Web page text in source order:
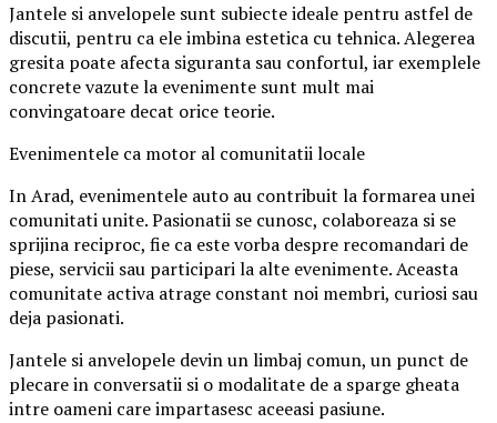
Jantele si anvelopele sunt subiecte ideale pentru astfel de
discutii, pentru ca ele imbina estetica cu tehnica. Alegerea
gresita poate afecta siguranta sau confortul, iar exemplele
concrete vazute la evenimente sunt mult mai
convingatoare decat orice teorie.
Evenimentele ca motor al comunitatii locale
In Arad, evenimentele auto au contribuit la formarea unei
comunitati unite. Pasionatii se cunosc, colaboreaza si se
sprijina reciproc, fie ca este vorba despre recomandari de
piese, servicii sau participari la alte evenimente. Aceasta
comunitate activa atrage constant noi membri, curiosi sau
deja pasionati.
Jantele si anvelopele devin un limbaj comun, un punct de
plecare in conversatii si o modalitate de a sparge gheata
intre oameni care impartasesc aceeasi pasiune.